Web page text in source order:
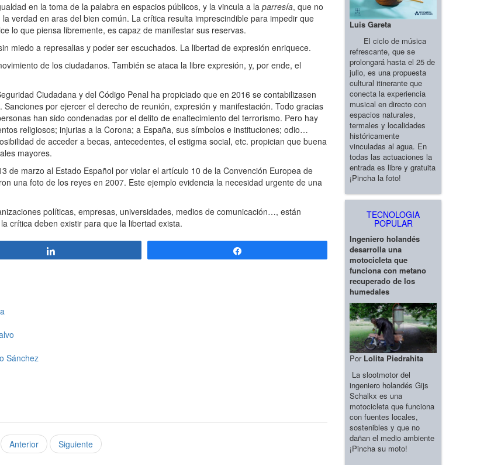
en la toma de la palabra en espacios públicos, y la vincula a la parresía, que no
verdad en aras del bien común. La crítica resulta imprescindible para impedir que
lo que piensa libremente, es capaz de manifestar sus reservas.
miedo a represalias y poder ser escuchados. La libertad de expresión enriquece.
de los ciudadanos. También se ataca la libre expresión, y, por ende, el
Ciudadana y del Código Penal ha propiciado que en 2016 se contabilizasen
por ejercer el derecho de reunión, expresión y manifestación. Todo gracias
han sido condenadas por el delito de enaltecimiento del terrorismo. Pero hay
religiosos; injurias a la Corona; a España, sus símbolos e instituciones; odio…
de acceder a becas, antecedentes, el estigma social, etc. propician que buena
mayores.
de marzo al Estado Español por violar el artículo 10 de la Convención Europea de
una foto de los reyes en 2007. Este ejemplo evidencia la necesidad urgente de una
políticas, empresas, universidades, medios de comunicación…, están
crítica deben existir para que la libertad exista.
Sánchez
Anterior Siguiente
Luis Gareta
El ciclo de música
refrescante, que se
prolongará hasta el 25 de
julio, es una propuesta
cultural itinerante que
conecta la experiencia
musical en directo con
espacios naturales,
termales y localidades
históricamente
vinculadas al agua. En
todas las actuaciones la
entrada es libre y gratuita
¡Pincha la foto!
TECNOLOGIA
POPULAR
Ingeniero holandés
desarrolla una
motocicleta que
funciona con metano
recuperado de los
humedales
Por Lolita Piedrahita
La slootmotor del
ingeniero holandés Gijs
Schalkx es una
motocicleta que funciona
con fuentes locales,
sostenibles y que no
dañan el medio ambiente
¡Pincha su moto!